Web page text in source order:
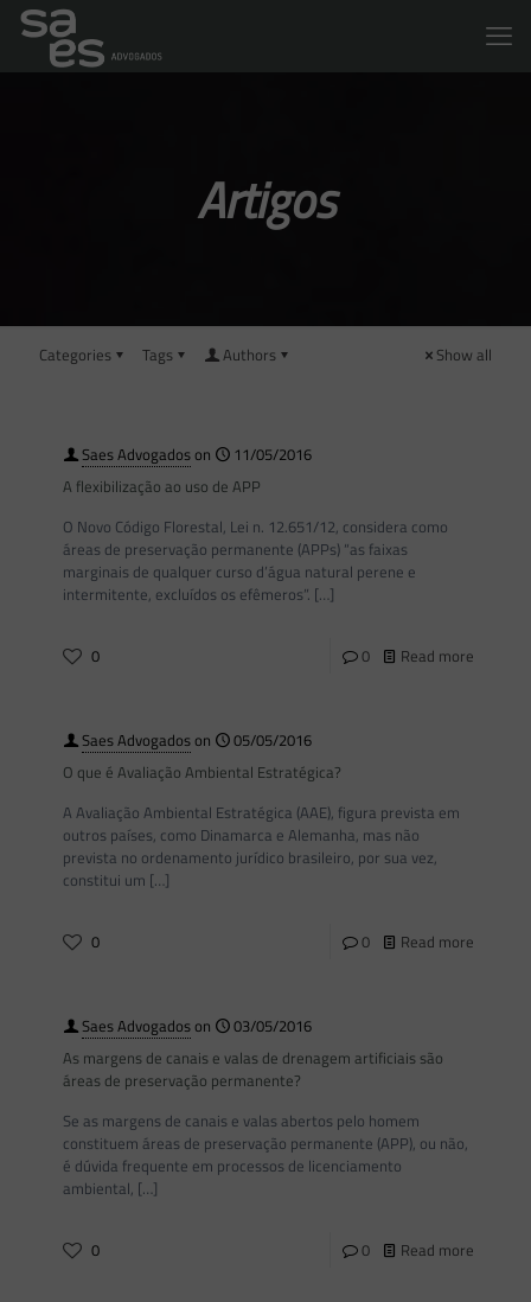
Artigos
Categories Tags Authors Show all
Saes Advogadoson
11/05/2016
A flexibilização ao uso de APP
O Novo Código Florestal, Lei n. 12.651/12, considera como
áreas de preservação permanente (APPs) “as faixas
marginais de qualquer curso d’água natural perene e
intermitente, excluídos os efêmeros”. […]
0 0 Read more
Saes Advogadoson
05/05/2016
O que é Avaliação Ambiental Estratégica?
A Avaliação Ambiental Estratégica (AAE), figura prevista em
outros países, como Dinamarca e Alemanha, mas não
prevista no ordenamento jurídico brasileiro, por sua vez,
constitui um […]
0 0 Read more
Saes Advogadoson
03/05/2016
As margens de canais e valas de drenagem artificiais são
áreas de preservação permanente?
Se as margens de canais e valas abertos pelo homem
constituem áreas de preservação permanente (APP), ou não,
é dúvida frequente em processos de licenciamento
ambiental, […]
0 0 Read more